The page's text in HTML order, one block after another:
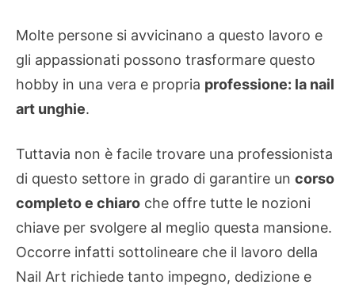
Molte persone si avvicinano a questo lavoro e
gli appassionati possono trasformare questo
hobby in una vera e propria professione: la nail
art unghie.
Tuttavia non è facile trovare una professionista
di questo settore in grado di garantire un corso
completo e chiaro che offre tutte le nozioni
chiave per svolgere al meglio questa mansione.
Occorre infatti sottolineare che il lavoro della
Nail Art richiede tanto impegno, dedizione e